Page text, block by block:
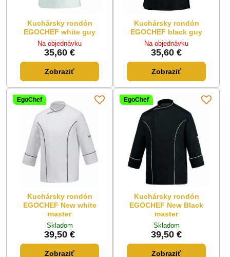
Kuchársky rondón
EGOCHEF white guy
Na objednávku
35,60 €
Zobraziť
Kuchársky rondón
EGOCHEF black guy
Na objednávku
35,60 €
Zobraziť
EgoChef
Kuchársky rondón
EGOCHEF New white
master
Skladom
39,50 €
Zobraziť
EgoChef
Kuchársky rondón
EGOCHEF New Black
master
Skladom
39,50 €
Zobraziť